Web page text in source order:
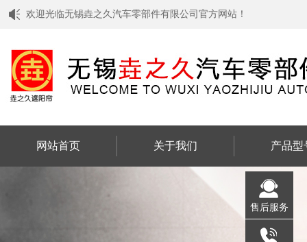
欢迎光临无锡垚之久汽车零部件有限公司官方网站！
网站首页 关于我们 产品型
售后服务